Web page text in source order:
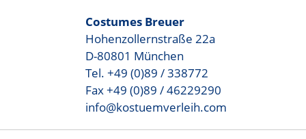
Costumes Breuer
Hohenzollernstraße 22a
D-80801 München
Tel. +49 (0)89 / 338772
Fax +49 (0)89 / 46229290
info@kostuemverleih.com